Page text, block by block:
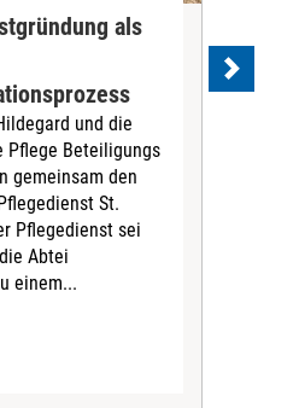
als
und die
Pflege Beteiligungs
gemeinsam den
St.
Pflegedienst sei
Abtei
einem...